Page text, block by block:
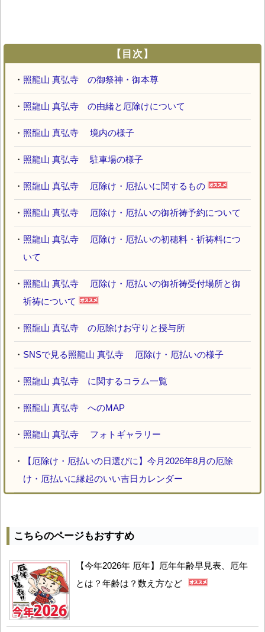
【目次】
・ 照龍山 真弘寺 の御祭神・御本尊
・ 照龍山 真弘寺 の由緒と厄除けについて
・ 照龍山 真弘寺 境内の様子
・ 照龍山 真弘寺 駐車場の様子
・ 照龍山 真弘寺 厄除け・厄払いに関するもの
・ 照龍山 真弘寺 厄除け・厄払いの御祈祷予約について
・ 照龍山 真弘寺 厄除け・厄払いの初穂料・祈祷料につ
いて
・ 照龍山 真弘寺 厄除け・厄払いの御祈祷受付場所と御
祈祷について
・ 照龍山 真弘寺 の厄除けお守りと授与所
・ SNSで見る照龍山 真弘寺 厄除け・厄払いの様子
・ 照龍山 真弘寺 に関するコラム一覧
・ 照龍山 真弘寺 へのMAP
・ 照龍山 真弘寺 フォトギャラリー
・
【厄除け・厄払いの日選びに】今月2026年8月の厄除
け・厄払いに縁起のいい吉日カレンダー
こちらのページもおすすめ
【今年2026年 厄年】厄年年齢早見表、厄年
とは？年齢は？数え方など